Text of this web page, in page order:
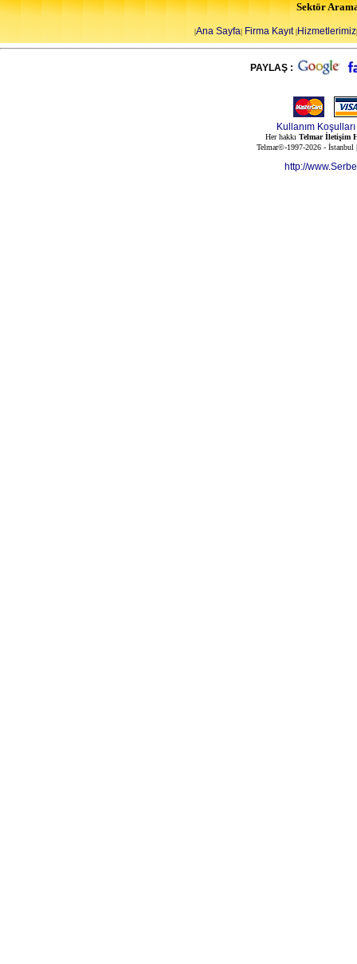
Sektör
|Ana Sayfa| Firma Kayıt|Hizmetlerimiz|
PAYLAŞ :
Kullanım Koşulları
Her hakkı Telmar İletişim
Telmar©-1997-2026 -
http://